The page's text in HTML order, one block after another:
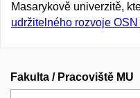
Masarykově univerzitě,
udržitelného rozvoje
Fakulta / Pracoviště MU